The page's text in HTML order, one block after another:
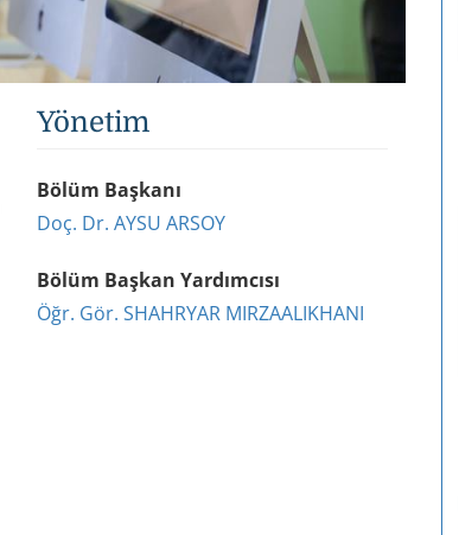
Yönetim
Bölüm Başkanı
Doç. Dr. AYSU ARSOY
Bölüm Başkan Yardımcısı
Öğr. Gör. SHAHRYAR MIRZAALIKHANI